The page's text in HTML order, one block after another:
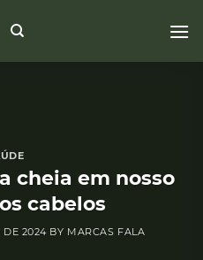
cheia em nosso
cabelos
DE 2024 BY MARCAS FALA